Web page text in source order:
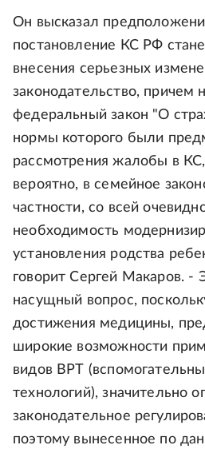
Он высказал
постановление КС РФ
внесения серьезных
законодательство, причем
федеральный закон "О
нормы которого были
рассмотрения жалобы в
вероятно, в семейное
частности, со всей
необходимость
установления родства
говорит Сергей Макаров. -
насущный вопрос,
достижения медицины,
широкие возможности
видов ВРТ
технологий), значительно
законодательное
поэтому вынесенное по